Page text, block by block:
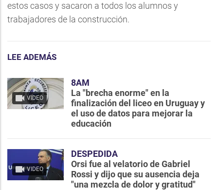
estos casos y sacaron a todos los alumnos y
trabajadores de la construcción.
LEE ADEMÁS
VIDEO
8AM
La "brecha enorme" en la
finalización del liceo en Uruguay y
el uso de datos para mejorar la
educación
VIDEO
DESPEDIDA
Orsi fue al velatorio de Gabriel
Rossi y dijo que su ausencia deja
"una mezcla de dolor y gratitud"